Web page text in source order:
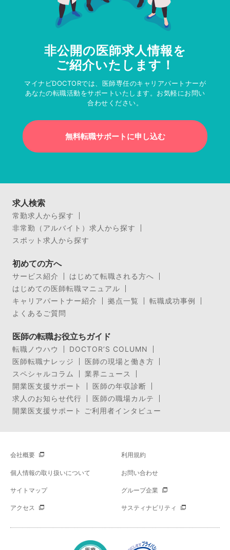
非公開の医師求人情報を
ご紹介いたします！
マイナビDOCTORでは、医師専任のキャリアパートナーが
あなたの転職活動をサポートいたします。お気軽にお問い
合わせください。
無料転職サポートに申し込む
求人検索
常勤求人から探す
非常勤（アルバイト）求人から探す
スポット求人から探す
初めての方へ
サービス紹介
はじめて転職される方へ
はじめての医師転職マニュアル
キャリアパートナー紹介
拠点一覧
転職成功事例
よくあるご質問
医師の転職お役立ちガイド
転職ノウハウ
DOCTOR’S COLUMN
医師転職ナレッジ
医師の現場と働き方
スペシャルコラム
業界ニュース
開業医支援サポート
医師の年収診断
求人のお知らせ代行
医師の職場カルテ
開業医支援サポート ご利用者インタビュー
会社概要 利用規約
個人情報の取り扱いについて お問い合わせ
サイトマップ グループ企業
アクセス サスティナビリティ